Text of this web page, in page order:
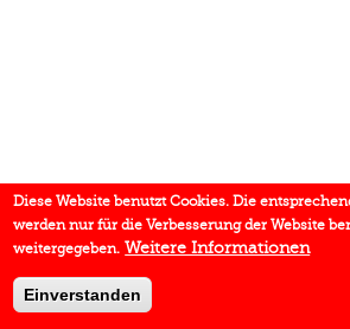
Diese Website benutzt Cookies. Die
werden nur für die Verbesserung der Website
weitergegeben. Weitere Informationen
Einverstanden